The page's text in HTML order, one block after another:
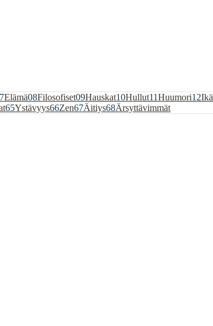
Elämä08Filosofiset09Hauskat10Hullut11Huumori12Ikä
65Ystävyys66Zen67Äitiys68Ärsyttävimmät